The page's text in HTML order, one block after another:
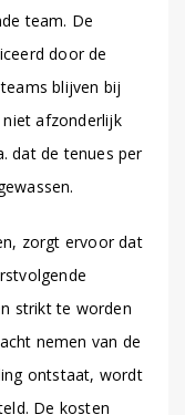
team. De
door de
blijven bij
afzonderlijk
dat de tenues per
zorgt ervoor dat
strikt te worden
nemen van de
ontstaat, wordt
De kosten